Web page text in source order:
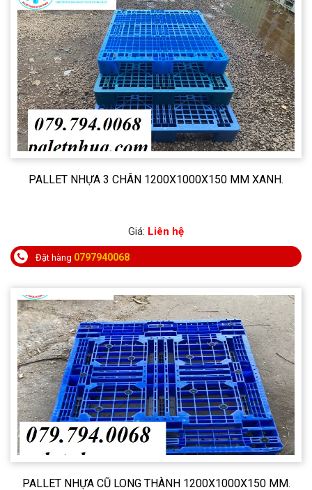
PALLET NHỰA 3 CHÂN 1200X1000X150 MM XANH.
Giá: Liên hệ
Đặt hàng 0797940068
PALLET NHỰA CŨ LONG THÀNH 1200X1000X150 MM.